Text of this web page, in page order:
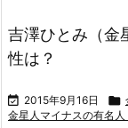
吉澤ひとみ（金
性は？
 2015年9月16日 
金星人マイナスの有名人